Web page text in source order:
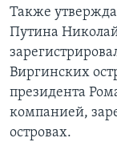
Также
Путина
Виргинских
президента
компанией,
островах.